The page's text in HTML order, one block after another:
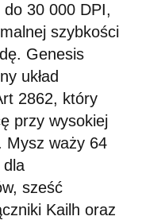
30 000 DPI,
szybkości
Genesis
układ
2862, który
przy wysokiej
Mysz waży 64
dla
sześć
Kailh oraz